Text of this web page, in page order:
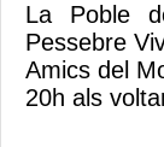
La Poble
Pessebre
Amics del
20h als